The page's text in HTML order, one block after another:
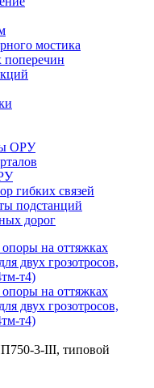
мостика
ОРУ
гибких связей
подстанций
дорог
3-III, типовой